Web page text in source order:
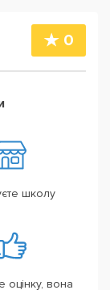
0
школу
оцінку, вона